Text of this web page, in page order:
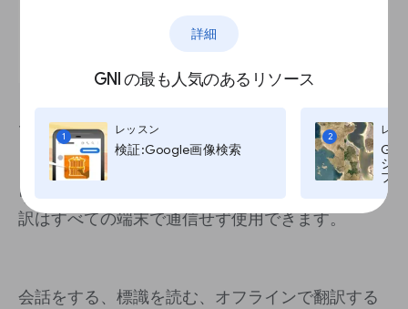
詳細
GNI の最も人気のあるリソース
1
レッスン
検証:Google画像検索
2
レッ
ジ
プ,
データ通信容量がなくなった、またはデータ容量
をセーブしたいですか？心配ありません。ほとん
どの端末では、オフライン翻訳に言語パックをダ
ウンロードすることができます。リアルタイム翻
訳はすべての端末で通信せず使用できます。
会話をする、標識を読む、オフラインで翻訳する